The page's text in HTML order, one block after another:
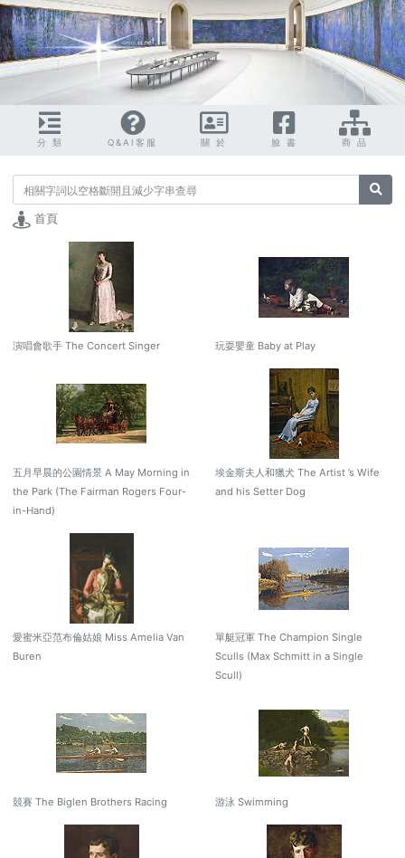
分 類 Q&AI客服 關 於 臉 書 商 品
搜尋
首頁
演唱會歌手 The Concert Singer 玩耍嬰童 Baby at Play
五月早晨的公園情景 A May Morning in
the Park (The Fairman Rogers Four-
in-Hand)
埃金斯夫人和獵犬 The Artist ’s Wife
and his Setter Dog
愛蜜米亞范布倫姑娘 Miss Amelia Van
Buren
單艇冠軍 The Champion Single
Sculls (Max Schmitt in a Single
Scull)
競賽 The Biglen Brothers Racing 游泳 Swimming